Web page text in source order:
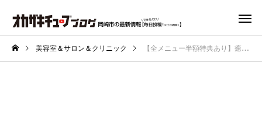
美容室＆サロン＆クリニック 【全メニュー半額特典あり】癒しのプライベートサロン『GEMMA』で“疲労が消える極上のリンパマッサージ”を受けてみた！岡崎市日名本町